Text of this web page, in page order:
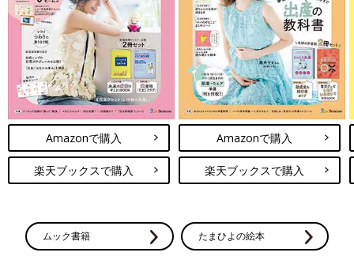
く生まれ、たくさん病気をした息子も今ではすっかり標準に追い
つき、家族３人で賑やかな生活を送っています。
※この記事は個人の体験記です。記事に掲載の一部画像はイメー
ジです。
前の話
入院予定日に急死し
た祖父の愛？予定日
超過から2週間でギリ
ギリ叶った自然分娩
一覧
次の話
産んだら自然に出ると
思ってたのに！出な
い、痛い、ツラい！私
の母乳育児
Amazonで購入
楽天ブックスで購入
Amazonで購入
楽天ブックスで購入
ムック書籍 たまひよの絵本